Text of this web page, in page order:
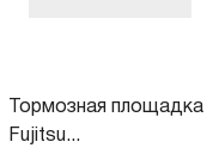
Тормозная площадка
Fujitsu...